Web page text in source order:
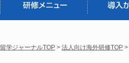
留学ジャーナルTOP > 法人向け海外研修TOP >